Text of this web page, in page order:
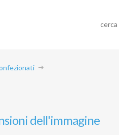
cerca
dell'immagine